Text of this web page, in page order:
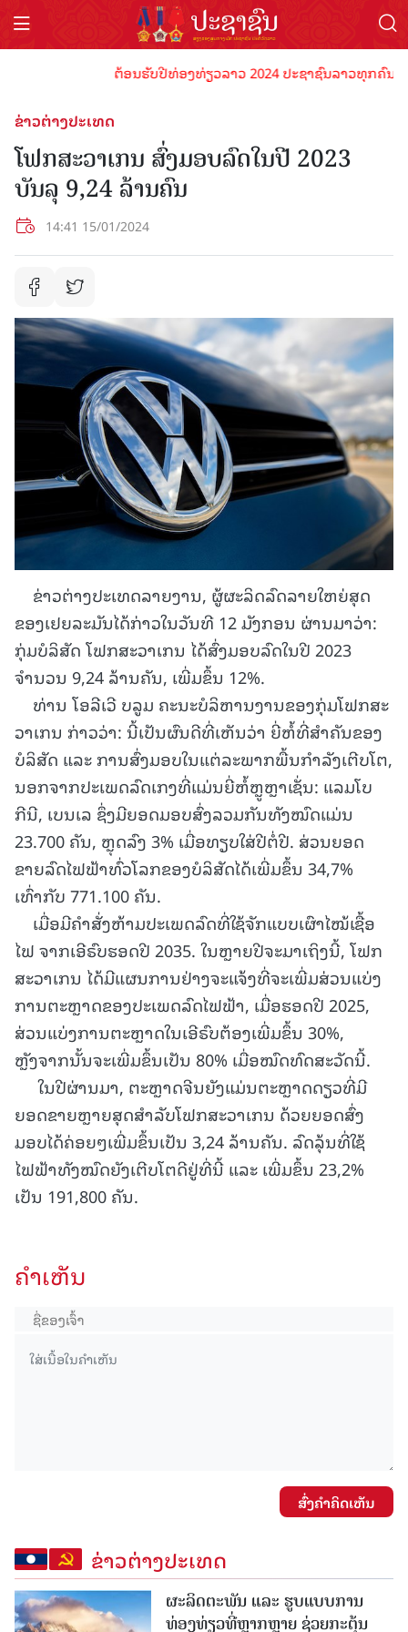
ຕ້ອນຮັບປີທ່ອງທ່ຽວລາວ 2024 ປະຊາຊົນລາວທຸກຄົນຈົ່
ຂ່າວຕ່າງປະເທດ
ໂຟກສະວາເກນ ສົ່ງມອບລົດໃນປີ 2023
ບັນລຸ 9,24 ລ້ານຄົນ
14:41 15/01/2024
ຂ່າວຕ່າງປະເທດລາຍງານ, ຜູ້ຜະລິດລົດລາຍໃຫຍ່ສຸດ
ຂອງເຢຍລະມັນໄດ້ກ່າວໃນວັນທີ 12 ມັງກອນ ຜ່ານມາວ່າ:
ກຸ່ມບໍລິສັດ ໂຟກສະວາເກນ ໄດ້ສົ່ງມອບລົດໃນປີ 2023
ຈຳນວນ 9,24 ລ້ານຄັນ, ເພີ່ມຂຶ້ນ 12%.
ທ່ານ ໂອລີເວີ ບລູມ ຄະນະບໍລິຫານງານຂອງກຸ່ມໂຟກສະ
ວາເກນ ກ່າວວ່າ: ນີ້ເປັນຜົນດີທີ່ເຫັນວ່າ ຍີ່ຫໍ້ທີ່ສຳຄັນຂອງ
ບໍລິສັດ ແລະ ການສົ່ງມອບໃນແຕ່ລະພາກພື້ນກຳລັງເຕີບໂຕ,
ນອກຈາກປະເພດລົດເກງທີ່ແມ່ນຍີ່ຫໍ້ຫຼູຫຼາເຊັ່ນ: ແລມໂບ
ກີນີ, ເບນເລ ຊຶ່ງມີຍອດມອບສົ່ງລວມກັນທັງໝົດແມ່ນ
23.700 ຄັນ, ຫຼຸດລົງ 3% ເມື່ອທຽບໃສ່ປີຕໍ່ປີ. ສ່ວນຍອດ
ຂາຍລົດໄຟຟ້າທົ່ວໂລກຂອງບໍລິສັດໄດ້ເພີ່ມຂຶ້ນ 34,7%
ເທົ່າກັບ 771.100 ຄັນ.
ເມື່ອມີຄຳສັ່ງຫ້າມປະເພດລົດທີ່ໃຊ້ຈັກແບບເຜົາໄໝ້ເຊື້ອ
ໄຟ ຈາກເອີຣົບຮອດປີ 2035. ໃນຫຼາຍປີຈະມາເຖິງນີ້, ໂຟກ
ສະວາເກນ ໄດ້ມີແຜນການຢ່າງຈະແຈ້ງທີ່ຈະເພີ່ມສ່ວນແບ່ງ
ການຕະຫຼາດຂອງປະເພດລົດໄຟຟ້າ, ເມື່ອຮອດປີ 2025,
ສ່ວນແບ່ງການຕະຫຼາດໃນເອີຣົບຕ້ອງເພີ່ມຂຶ້ນ 30%,
ຫຼັງຈາກນັ້ນຈະເພີ່ມຂຶ້ນເປັນ 80% ເມື່ອໝົດທົດສະວັດນີ້.
ໃນປີຜ່ານມາ, ຕະຫຼາດຈີນຍັງແມ່ນຕະຫຼາດດຽວທີ່ມີ
ຍອດຂາຍຫຼາຍສຸດສຳລັບໂຟກສະວາເກນ ດ້ວຍຍອດສົ່ງ
ມອບໄດ້ຄ່ອຍໆເພີ່ມຂຶ້ນເປັນ 3,24 ລ້ານຄັນ. ລົດລຸ້ນທີ່ໃຊ້
ໄຟຟ້າທັງໝົດຍັງເຕີບໂຕດີຢູ່ທີ່ນີ້ ແລະ ເພີ່ມຂຶ້ນ 23,2%
ເປັນ 191,800 ຄັນ.
ຄໍາເຫັນ
ສົ່ງຄໍາຄິດເຫັນ
ຂ່າວຕ່າງປະເທດ
ຜະລິດຕະພັນ ແລະ ຮູບແບບການ
ທ່ອງທ່ຽວທີ່ຫຼາກຫຼາຍ ຊ່ວຍກະຕຸ້ນ